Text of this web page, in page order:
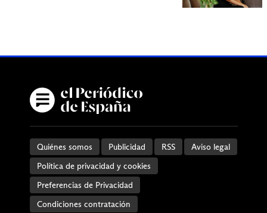
Quiénes somos Publicidad RSS
Aviso legal
Política de privacidad y cookies
Preferencias de Privacidad
Condiciones contratación